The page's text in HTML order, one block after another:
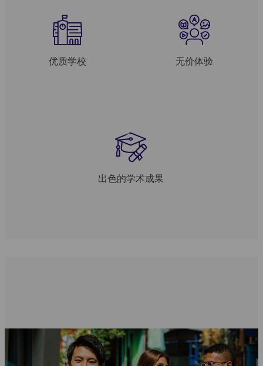
优质学校 无价体验
出色的学术成果